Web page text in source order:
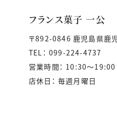
フランス菓子 一公
〒892-0846 鹿児島県鹿
TEL： 099-224-4737
営業時間： 10:30〜19:00
店休日： 毎週月曜日